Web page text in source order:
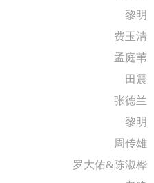
黎明
费玉清
孟庭苇
田震
张德兰
黎明
周传雄
罗大佑&陈淑桦